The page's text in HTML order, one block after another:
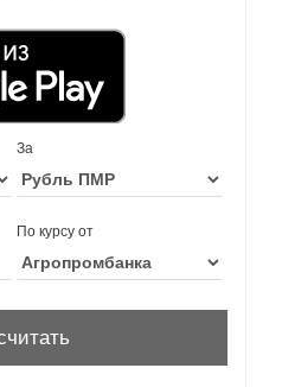
За
По курсу от